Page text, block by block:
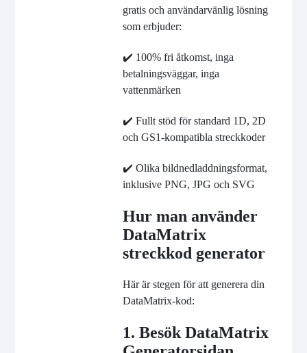
gratis och användarvänlig lösning
som erbjuder:
✔️ 100% fri åtkomst, inga
betalningsväggar, inga
vattenmärken
✔️ Fullt stöd för standard 1D, 2D
och GS1-kompatibla streckkoder
✔️ Olika bildnedladdningsformat,
inklusive PNG, JPG och SVG
Hur man använder
DataMatrix
streckkod generator
Här är stegen för att generera din
DataMatrix-kod:
1. Besök DataMatrix